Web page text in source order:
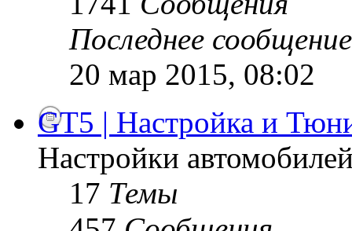
Последнее сообщение
20 мар 2015, 08:02
GT5 | Настройка и
Настройки
17 Темы